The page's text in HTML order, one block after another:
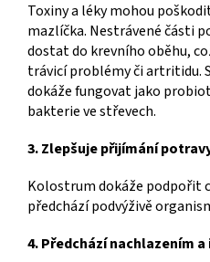
Toxiny a léky mohou
mazlíčka. Nestrávené části
dostat do krevního oběhu,
trávicí problémy či artritidu.
dokáže fungovat jako
bakterie ve střevech.
3. Zlepšuje přijímání
Kolostrum dokáže podpořit
předchází podvýživě
4. Předchází nachlazením